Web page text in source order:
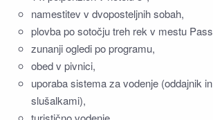
namestitev v dvoposteljnih sobah,
plovba po sotočju treh rek v mestu
zunanji ogledi po programu,
obed v pivnici,
uporaba sistema za vodenje (oddajnik
slušalkami),